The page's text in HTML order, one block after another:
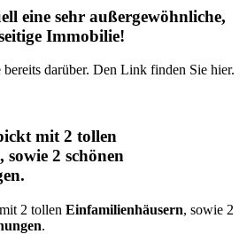
eine sehr außergewöhnliche,
Immobilie!
bereits darüber. Den Link finden Sie hier.
mit 2 tollen
2 schönen
2 tollen Einfamilienhäusern, sowie 2
.